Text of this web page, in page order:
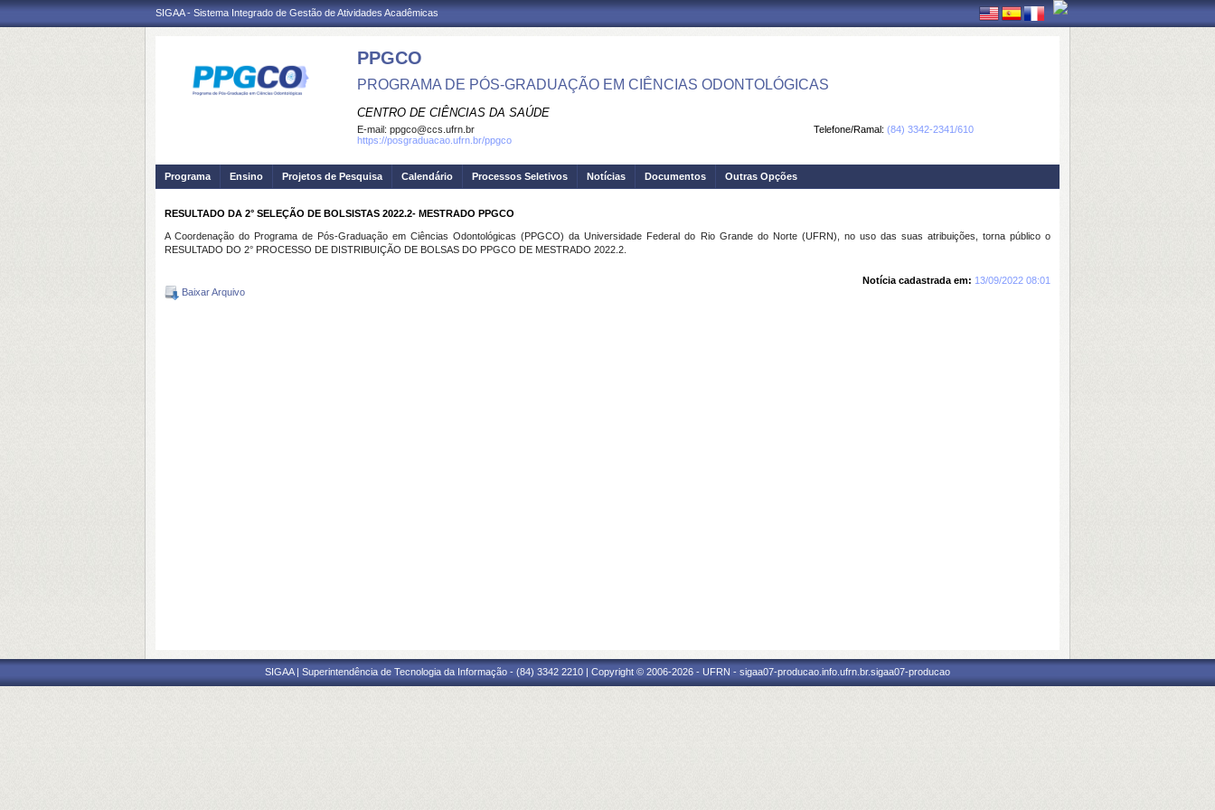
SIGAA - Sistema Integrado de Gestão de Atividades Acadêmicas
PPGCO
PROGRAMA DE PÓS-GRADUAÇÃO EM CIÊNCIAS ODONTOLÓGICAS
CENTRO DE CIÊNCIAS DA SAÚDE
Telefone/Ramal: (84) 3342-2341/610
E-mail: ppgco@ccs.ufrn.br
https://posgraduacao.ufrn.br/ppgco
Programa Ensino Projetos de Pesquisa Calendário Processos Seletivos Notícias Documentos Outras Opções
RESULTADO DA 2° SELEÇÃO DE BOLSISTAS 2022.2- MESTRADO PPGCO
A Coordenação do Programa de Pós-Graduação em Ciências Odontológicas (PPGCO) da Universidade Federal do Rio Grande do Norte (UFRN), no uso das suas atribuições, torna público o
RESULTADO DO 2° PROCESSO DE DISTRIBUIÇÃO DE BOLSAS DO PPGCO DE MESTRADO 2022.2.
Notícia cadastrada em: 13/09/2022 08:01
Baixar Arquivo
SIGAA | Superintendência de Tecnologia da Informação - (84) 3342 2210 | Copyright © 2006-2026 - UFRN - sigaa07-producao.info.ufrn.br.sigaa07-producao